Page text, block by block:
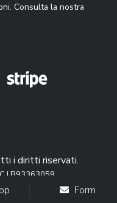
Form
Consulta la nostra
i diritti riservati.
| B93363059